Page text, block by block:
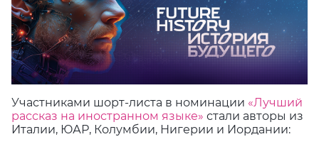
Участниками шорт-листа в номинации «Лучший
рассказ на иностранном языке» стали авторы из
Италии, ЮАР, Колумбии, Нигерии и Иордании: